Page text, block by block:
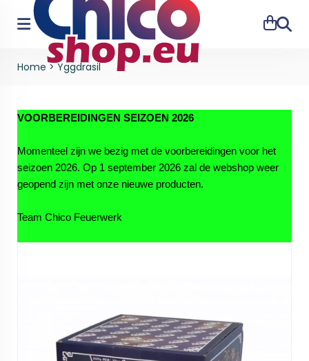
Home >Yggdrasil
VOORBEREIDINGEN SEIZOEN 2026
Momenteel zijn we bezig met de voorbereidingen voor het
seizoen 2026. Op 1 september 2026 zal de webshop weer
geopend zijn met onze nieuwe producten.
Team Chico Feuerwerk